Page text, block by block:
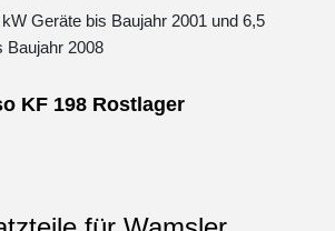
Geräte bis Baujahr 2001 und 6,5
Baujahr 2008
KF 198 Rostlager